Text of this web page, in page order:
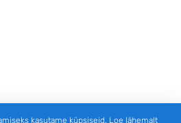
kasutame küpsiseid. Loe lähemalt